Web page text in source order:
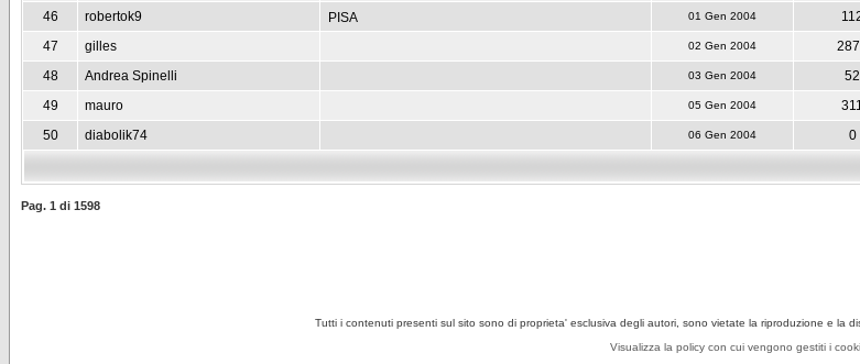
46
robertok9 PISA 01 Gen 2004
47
gilles 02 Gen 2004
48
Andrea Spinelli 03 Gen 2004
52
49
mauro 05 Gen 2004
50
diabolik74 06 Gen 2004 0
Pag. 1 di 1598
Tutti i contenuti presenti sul sito sono di proprieta' esclusiva degli autori, sono vietate la riproduzione e la
Visualizza la policy con cui vengono gestiti i